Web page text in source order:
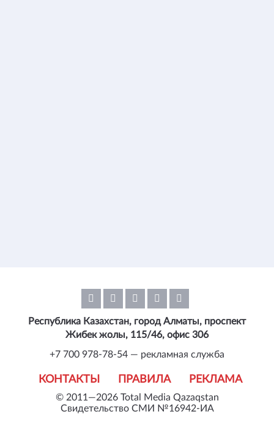
© 2011—2026 Total Media Qazaqstan
Свидетельство СМИ №16942-ИА
КОНТАКТЫ ПРАВИЛА РЕКЛАМА
Республика Казахстан, город Алматы, проспект
Жибек жолы, 115/46, офис 306
+7 700 978-78-54 — рекламная служба